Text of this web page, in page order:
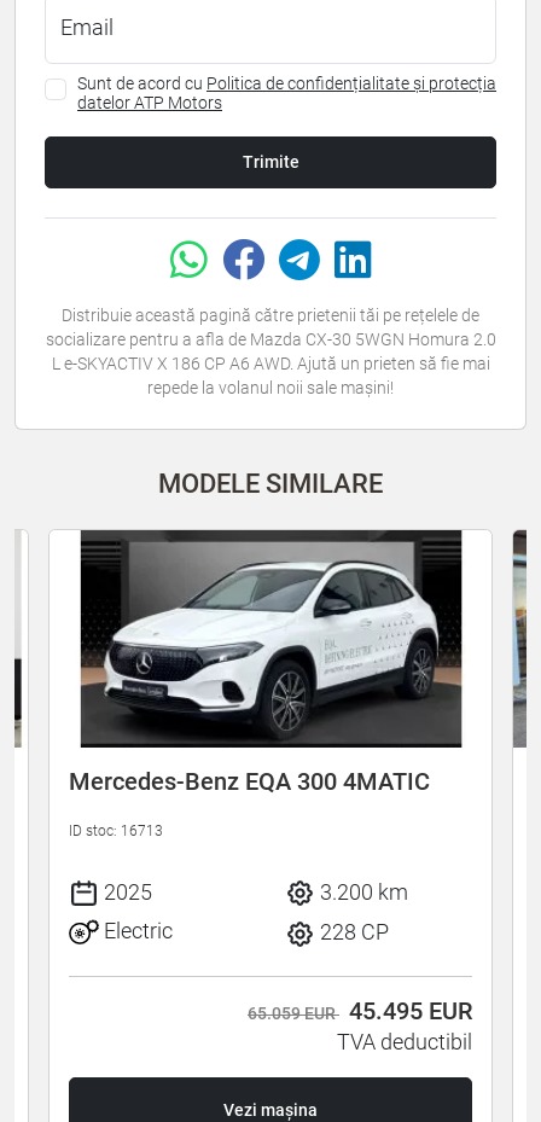
Email
Sunt de acord cu Politica de confidențialitate și protecția
datelor ATP Motors
Trimite
Distribuie această pagină către prietenii tăi pe rețelele de
socializare pentru a afla de Mazda CX-30 5WGN Homura 2.0
L e-SKYACTIV X 186 CP A6 AWD. Ajută un prieten să fie mai
repede la volanul noii sale mașini!
MODELE SIMILARE
Mercedes-Benz EQA 300 4MATIC
ID stoc: 16713
2025
3.200 km
Electric
228 CP
65.059 EUR 45.495 EUR
TVA deductibil
Vezi mașina